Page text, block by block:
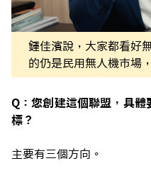
鍾佳濱說，大家都看好
的仍是民用無人機市場
Q：您創建這個聯盟，具體
標？
主要有三個方向。